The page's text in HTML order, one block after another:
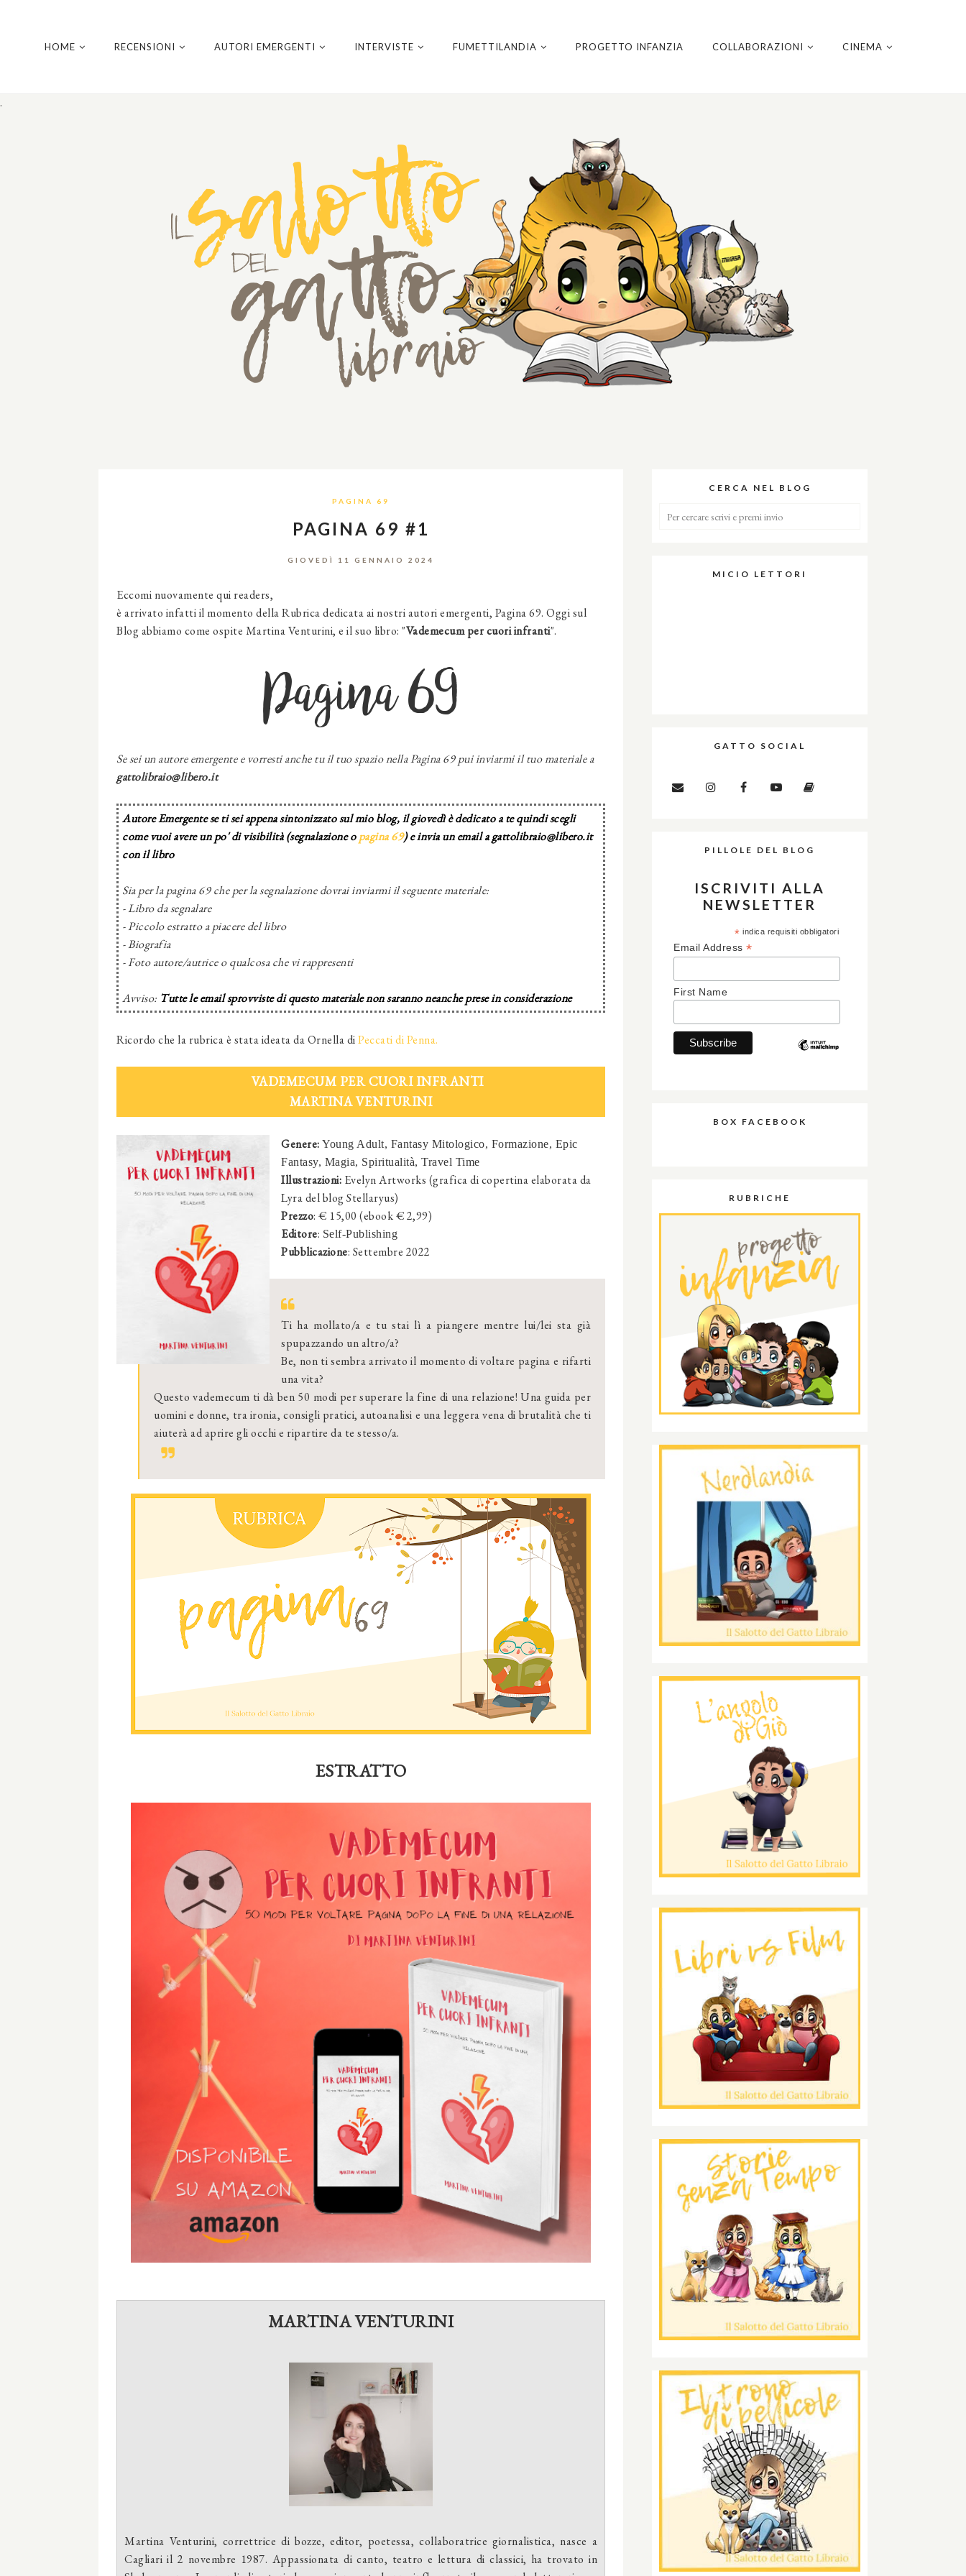
.
HOME RECENSIONI AUTORI EMERGENTI INTERVISTE FUMETTILANDIA PROGETTO INFANZIA COLLABORAZIONI CINEMA
PAGINA 69
PAGINA 69 #1
GIOVEDÌ 11 GENNAIO 2024
Eccomi nuovamente qui readers,
è arrivato infatti il momento della Rubrica dedicata ai nostri autori emergenti, Pagina 69. Oggi sul
Blog abbiamo come ospite Martina Venturini, e il suo libro: "Vademecum per cuori infranti".
Pagina 69
Se sei un autore emergente e vorresti anche tu il tuo spazio nella Pagina 69 pui inviarmi il tuo materiale a
gattolibraio@libero.it
Autore Emergente se ti sei appena sintonizzato sul mio blog, il giovedì è dedicato a te quindi scegli
come vuoi avere un po' di visibilità (segnalazione opagina 69) e invia un email a gattolibraio@libero.it
con il libro
Sia per la pagina 69 che per la segnalazione dovrai inviarmi il seguente materiale:
- Libro da segnalare
- Piccolo estratto a piacere del libro
- Biografia
- Foto autore/autrice o qualcosa che vi rappresenti
Avviso: Tutte le email sprovviste di questo materiale non saranno neanche prese in considerazione
Ricordo che la rubrica è stata ideata da Ornella diPeccati di Penna.
VADEMECUM PER CUORI INFRANTI
MARTINA VENTURINI
Genere: Young Adult, Fantasy Mitologico, Formazione, Epic
Fantasy, Magia, Spiritualità, Travel Time
Illustrazioni: Evelyn Artworks (grafica di copertina elaborata da
Lyra del blog Stellaryus)
Prezzo: € 15,00 (ebook € 2,99)
Editore: Self-Publishing
Pubblicazione: Settembre 2022
Ti ha mollato/a e tu stai lì a piangere mentre lui/lei sta già
spupazzando un altro/a?
Be, non ti sembra arrivato il momento di voltare pagina e rifarti
una vita?
Questo vademecum ti dà ben 50 modi per superare la fine di una relazione! Una guida per
uomini e donne, tra ironia, consigli pratici, autoanalisi e una leggera vena di brutalità che ti
aiuterà ad aprire gli occhi e ripartire da te stesso/a.
ESTRATTO
MARTINA VENTURINI
Martina Venturini, correttrice di bozze, editor, poetessa, collaboratrice giornalistica, nasce a
Cagliari il 2 novembre 1987. Appassionata di canto, teatro e lettura di classici, ha trovato in
CERCA NEL BLOG
MICIO LETTORI
GATTO SOCIAL
PILLOLE DEL BLOG
ISCRIVITI ALLA
NEWSLETTER
* indica requisiti obbligatori
Email Address *
First Name
BOX FACEBOOK
RUBRICHE